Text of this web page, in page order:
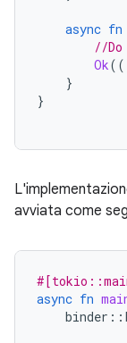
async fn
//
Ok
}
}
avviata come
async fn
binder ::